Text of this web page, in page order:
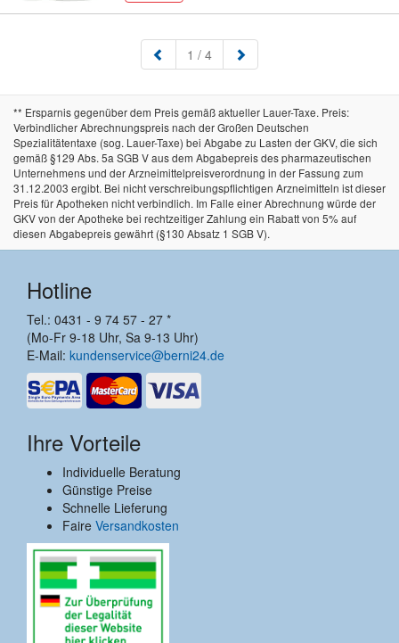
1 (aktuell)
/ 4
** Ersparnis gegenüber dem Preis gemäß aktueller Lauer-Taxe. Preis:
Verbindlicher Abrechnungspreis nach der Großen Deutschen
Spezialitätentaxe (sog. Lauer-Taxe) bei Abgabe zu Lasten der GKV, die sich
gemäß §129 Abs. 5a SGB V aus dem Abgabepreis des pharmazeutischen
Unternehmens und der Arzneimittelpreisverordnung in der Fassung zum
31.12.2003 ergibt. Bei nicht verschreibungspflichtigen Arzneimitteln ist dieser
Preis für Apotheken nicht verbindlich. Im Falle einer Abrechnung würde der
GKV von der Apotheke bei rechtzeitiger Zahlung ein Rabatt von 5% auf
diesen Abgabepreis gewährt (§130 Absatz 1 SGB V).
Hotline
Tel.: 0431 - 9 74 57 - 27 *
(Mo-Fr 9-18 Uhr, Sa 9-13 Uhr)
E-Mail: kundenservice@berni24.de
Ihre Vorteile
Individuelle Beratung
Günstige Preise
Schnelle Lieferung
Faire Versandkosten